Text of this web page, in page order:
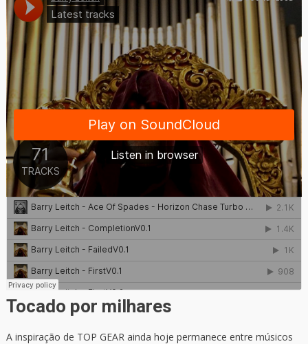
Tocado por milhares
A inspiração de TOP GEAR ainda hoje permanece entre músicos